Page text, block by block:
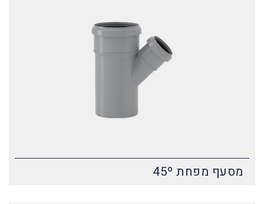
מסעף מפחת 45º